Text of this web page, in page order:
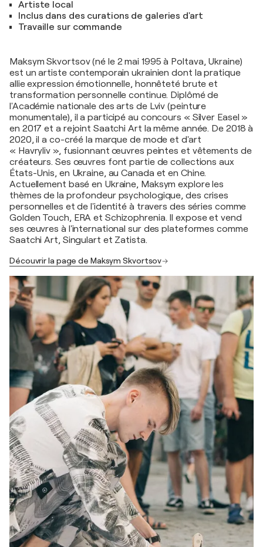
Artiste local
Inclus dans des curations de galeries d'art
Travaille sur commande
Maksym Skvortsov (né le 2 mai 1995 à Poltava, Ukraine)
est un artiste contemporain ukrainien dont la pratique
allie expression émotionnelle, honnêteté brute et
transformation personnelle continue. Diplômé de
l'Académie nationale des arts de Lviv (peinture
monumentale), il a participé au concours « Silver Easel »
en 2017 et a rejoint Saatchi Art la même année. De 2018 à
2020, il a co-créé la marque de mode et d'art
« Havryliv », fusionnant œuvres peintes et vêtements de
créateurs. Ses œuvres font partie de collections aux
États-Unis, en Ukraine, au Canada et en Chine.
Actuellement basé en Ukraine, Maksym explore les
thèmes de la profondeur psychologique, des crises
personnelles et de l'identité à travers des séries comme
Golden Touch, ERA et Schizophrenia. Il expose et vend
ses œuvres à l'international sur des plateformes comme
Saatchi Art, Singulart et Zatista.
Découvrir la page de Maksym Skvortsov